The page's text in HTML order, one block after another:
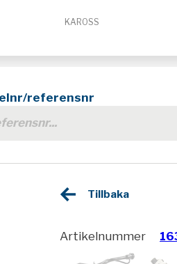
KAROSS
referensnr
Tillbaka
Artikelnummer